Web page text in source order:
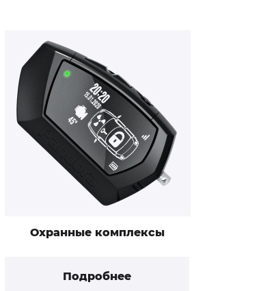
Охранные комплексы
Подробнее